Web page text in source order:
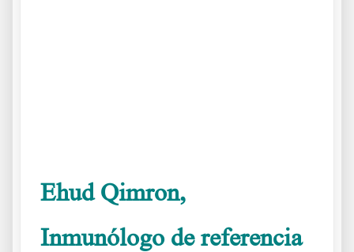
Ehud Qimron,
Inmunólogo de referencia